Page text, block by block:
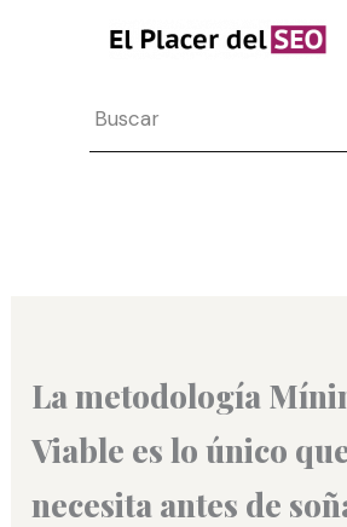
La metodología
Viable es lo único
necesita antes de